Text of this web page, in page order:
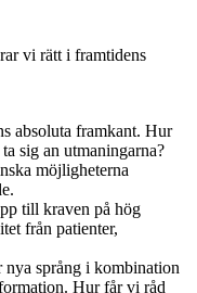
vi rätt i framtidens
absoluta framkant. Hur
sig an utmaningarna?
möjligheterna
till kraven på hög
från patienter,
språng i kombination
Hur får vi råd